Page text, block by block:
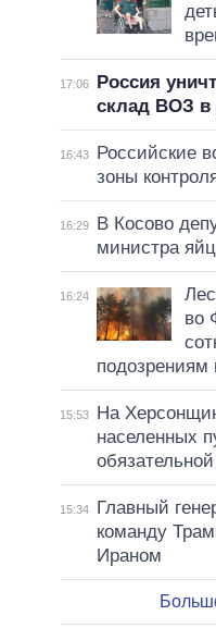
17:06
Россия
склад ВОЗ в
16:43
Российские
зоны
16:29
В Косово
министра
16:24
во
подозрениям
15:53
На
населенных
15:34
Главный
команду
Ираном